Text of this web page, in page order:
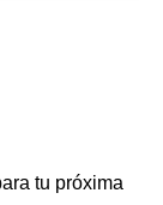
tu próxima